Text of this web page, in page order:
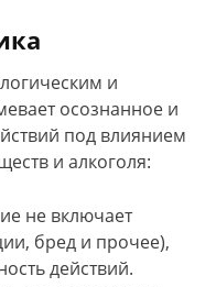
и
осознанное и
под влиянием
и алкоголя:
не включает
бред и прочее),
действий.